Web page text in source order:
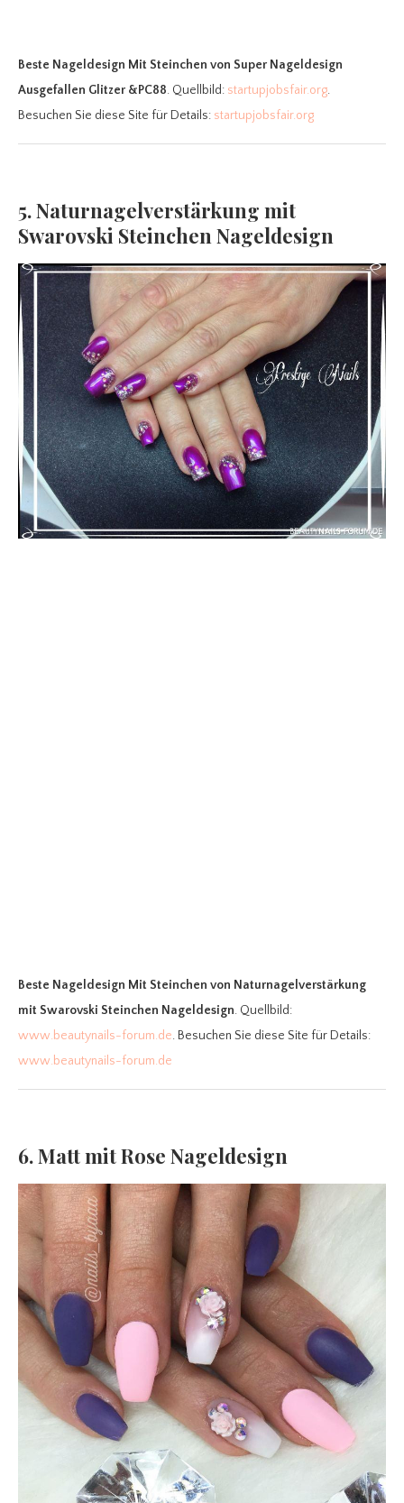
Beste Nageldesign Mit Steinchen von Super Nageldesign
Ausgefallen Glitzer &PC88. Quellbild: startupjobsfair.org.
Besuchen Sie diese Site für Details: startupjobsfair.org
5. Naturnagelverstärkung mit
Swarovski Steinchen Nageldesign
Beste Nageldesign Mit Steinchen von Naturnagelverstärkung
mit Swarovski Steinchen Nageldesign. Quellbild:
www.beautynails-forum.de. Besuchen Sie diese Site für Details:
www.beautynails-forum.de
6. Matt mit Rose Nageldesign